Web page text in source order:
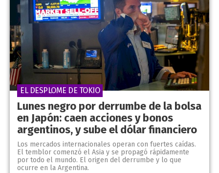
Lunes negro por derrumbe de la bolsa
en Japón: caen acciones y bonos
argentinos, y sube el dólar financiero
Los mercados internacionales operan con fuertes caídas.
El temblor comenzó el Asia y se propagó rápidamente
por todo el mundo. El origen del derrumbe y lo que
ocurre en la Argentina.
EL DESPLOME DE TOKIO